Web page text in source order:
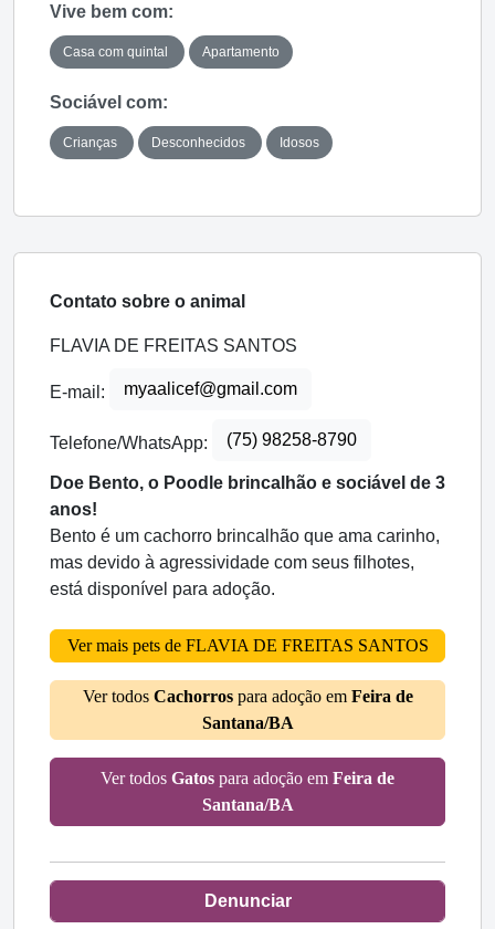
Vive bem com:
Casa com quintal Apartamento
Sociável com:
Crianças Desconhecidos Idosos
Contato sobre o animal
FLAVIA DE FREITAS SANTOS
E-mail: myaalicef@gmail.com
Telefone/WhatsApp: (75) 98258-8790
Doe Bento, o Poodle brincalhão e sociável de 3
anos!
Bento é um cachorro brincalhão que ama carinho,
mas devido à agressividade com seus filhotes,
está disponível para adoção.
Ver mais pets de FLAVIA DE FREITAS SANTOS
Ver todos Cachorrospara adoção em Feira de
Santana/BA
Ver todos Gatos para adoção em Feira de
Santana/BA
Denunciar